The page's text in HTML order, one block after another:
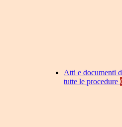
Atti e documenti
tutte le procedure